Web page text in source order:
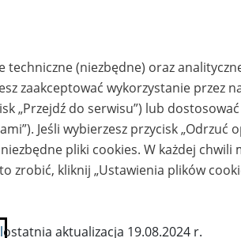
Nr zespołu akt w
archiwum
państwowym
Daty
Archiwalny
Sp. z o.o. w
607 706
e-mail:
techniczne (niezbędne) oraz
zaakceptować wykorzystanie przez
„Przejdź do serwisu”) lub
Jeśli wybierzesz przycisk „Odrzuć
pliki cookies. W każdej chwili
zrobić, kliknij „Ustawienia plików
ostatnia aktualizacja 19.08.2024 r.